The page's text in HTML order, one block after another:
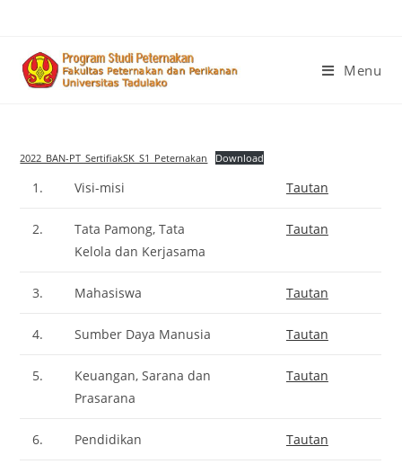
Menu
2022_BAN-PT_SertifiakSK_S1_Peternakan Download
1. Visi-misi Tautan
2.
Tata Pamong, Tata
Kelola dan Kerjasama
Tautan
3. Mahasiswa Tautan
4. Sumber Daya Manusia Tautan
5.
Keuangan, Sarana dan
Prasarana
Tautan
6. Pendidikan Tautan